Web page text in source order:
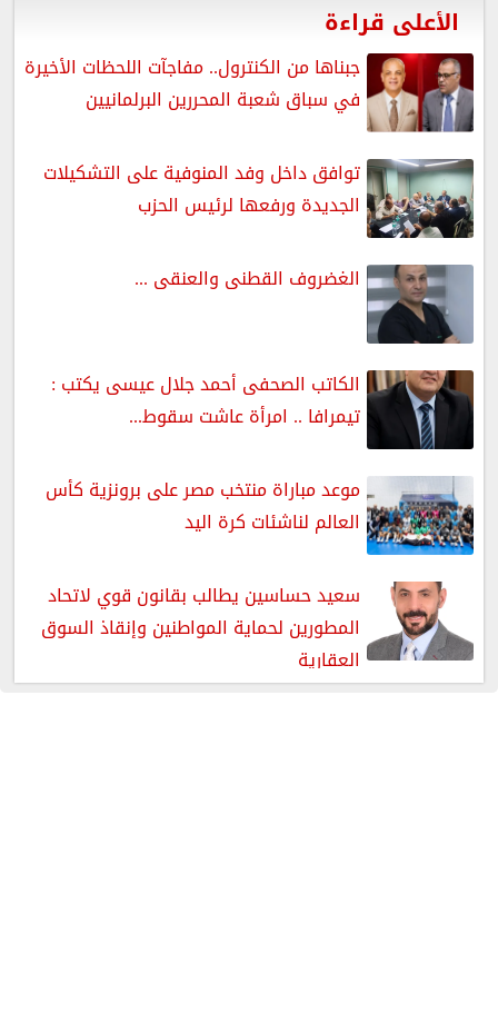
الأعلى قراءة
جبناها من الكنترول.. مفاجآت اللحظات الأخيرة
في سباق شعبة المحررين البرلمانيين
توافق داخل وفد المنوفية على التشكيلات
الجديدة ورفعها لرئيس الحزب
الغضروف القطنى والعنقى ...
الكاتب الصحفى أحمد جلال عيسى يكتب :
تيمرافا .. امرأة عاشت سقوط...
موعد مباراة منتخب مصر على برونزية كأس
العالم لناشئات كرة اليد
سعيد حساسين يطالب بقانون قوي لاتحاد
المطورين لحماية المواطنين وإنقاذ السوق
العقارية